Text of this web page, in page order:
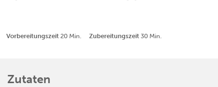
Vorbereitungszeit 20Minuten
Min. Zubereitungszeit 30Minuten
Min.
Zutaten